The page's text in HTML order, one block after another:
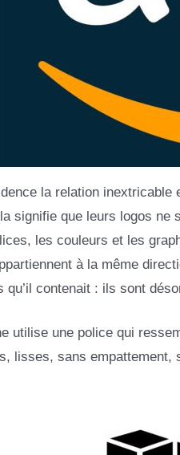
la relation
signifie que leurs logos
les couleurs et les
à la même
qu’il contenait : ils sont
utilise une police qui
lisses, sans